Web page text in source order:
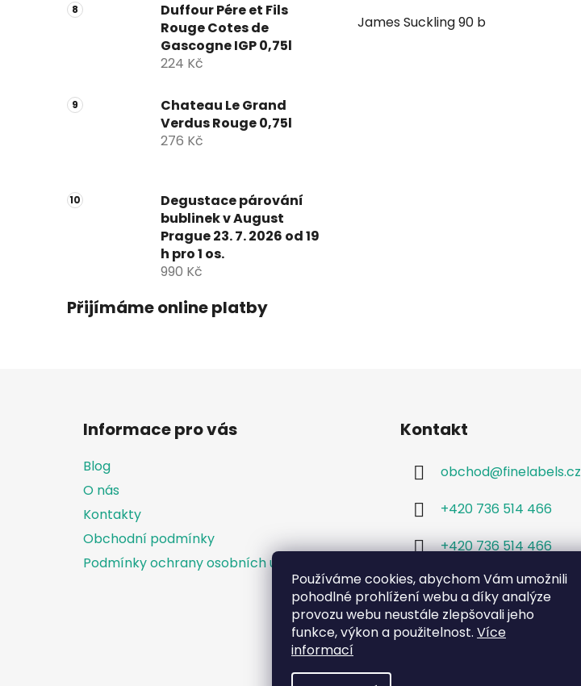
Používáme cookies, abychom Vám umožnili
pohodlné prohlížení webu a díky analýze
provozu webu neustále zlepšovali jeho
funkce, výkon a použitelnost. Více
informací
Duffour Pére et Fils
Rouge Cotes de
Gascogne IGP 0,75l
224 Kč
Chateau Le Grand
Verdus Rouge 0,75l
276 Kč
Degustace párování
bublinek v August
Prague 23. 7. 2026 od 19
h pro 1 os.
990 Kč
Přijímáme online platby
James Suckling 90 b
Informace pro vás
Blog
O nás
Kontakty
Obchodní podmínky
Podmínky ochrany osobních údajů
Kontakt
obchod@finelabels.cz
+420 736 514 466
+420 736 514 466